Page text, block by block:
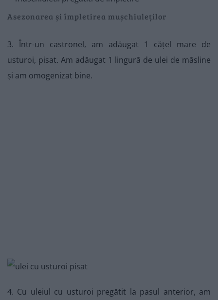
Asezonarea și împletirea mușchiuleților
3. Într-un castronel, am adăugat 1 cățel mare de
usturoi, pisat. Am adăugat 1 lingură de ulei de măsline
și am omogenizat bine.
4. Cu uleiul cu usturoi pregătit la pasul anterior, am